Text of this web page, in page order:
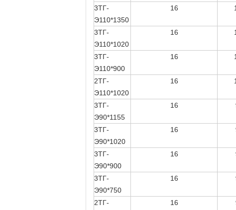
3ТГ-
Э110*1350
16
3ТГ-
Э110*1020
16
3ТГ-
Э110*900
16
2ТГ-
Э110*1020
16
3ТГ-
Э90*1155
16
3ТГ-
Э90*1020
16
3ТГ-
Э90*900
16
3ТГ-
Э90*750
16
2ТГ-
16